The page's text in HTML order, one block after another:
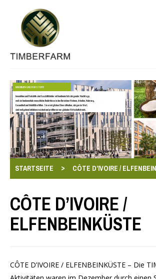
IMMOBILIEN UND ROHSTOFFE
Immobilien und Rohstoffe sind Geschäftsfelder mit kontinuierlich steigender Nachfrage,
weil sie fundamentale menschliche Bedürfnisse in den Bereichen Wohnen, Arbeiten, Nahrung,
Gesundheit und Mobilität erfüllen. Sie ermöglichen Diversifikation, steigen im Wert,
sind weitgehend inflationsresistent und profitieren von globalen Wirtschaftstrends.
STARTSEITE > CÔTE D’IVOIRE /
CÔTE D’IVOIRE /
ELFENBEINKÜSTE
CÔTE D’IVOIRE / ELFENBEINKÜSTE – Die